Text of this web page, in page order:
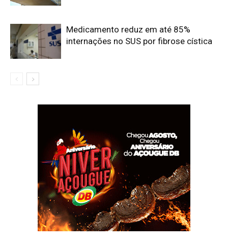
Medicamento reduz em até 85%
internações no SUS por fibrose cística